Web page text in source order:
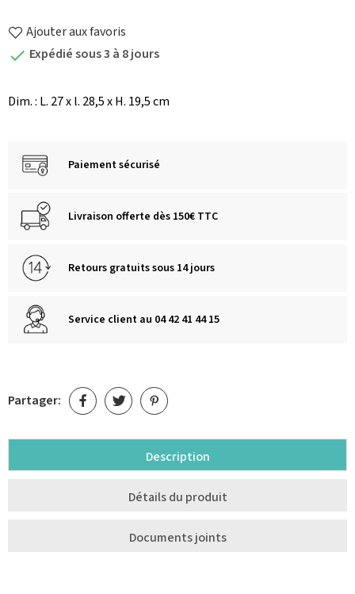
Ajouter aux favoris
 Expédié sous 3 à 8 jours
Dim. : L. 27 x l. 28,5 x H. 19,5 cm
Paiement sécurisé
Livraison offerte dès 150€ TTC
Retours gratuits sous 14 jours
Service client au 04 42 41 44 15
Partager:
Description
Détails du produit
Documents joints